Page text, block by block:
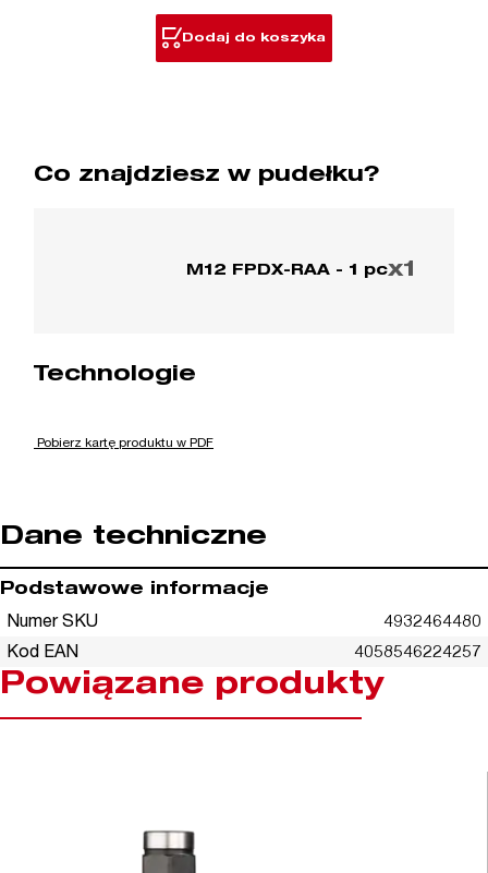
Dodaj do koszyka
Co znajdziesz w pudełku?
M12 FPDX-RAA - 1 pcx1
Technologie
Pobierz kartę produktu w PDF
Dane techniczne
Podstawowe informacje
Numer SKU
4932464480
Kod EAN
4058546224257
Powiązane produkty